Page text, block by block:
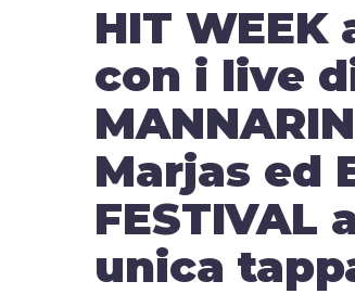
HIT
con i live di
Marjas ed
FESTIVAL
unica